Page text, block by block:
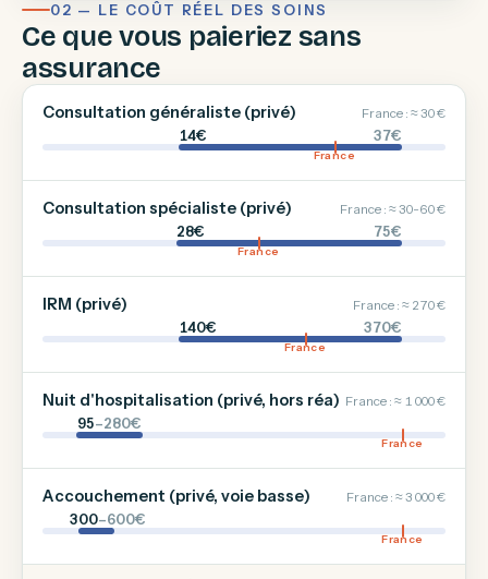
02 — LE COÛT RÉEL DES SOINS
Ce que vous paieriez sans
assurance
Consultation généraliste (privé) France : ≈ 30 €
14€ 37€
France
Consultation spécialiste (privé) France : ≈ 30-60 €
28€ 75€
France
IRM (privé) France : ≈ 270 €
140€ 370€
France
Nuit d'hospitalisation (privé, hors réa) France : ≈ 1 000 €
95–280€
France
Accouchement (privé, voie basse) France : ≈ 3 000 €
300–600€
France